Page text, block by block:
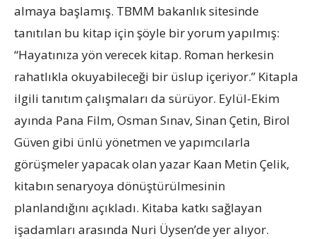
almaya başlamış. TBMM bakanlık sitesinde
tanıtılan bu kitap için şöyle bir yorum yapılmış:
“Hayatınıza yön verecek kitap. Roman herkesin
rahatlıkla okuyabileceği bir üslup içeriyor.” Kitapla
ilgili tanıtım çalışmaları da sürüyor. Eylül-Ekim
ayında Pana Film, Osman Sınav, Sinan Çetin, Birol
Güven gibi ünlü yönetmen ve yapımcılarla
görüşmeler yapacak olan yazar Kaan Metin Çelik,
kitabın senaryoya dönüştürülmesinin
planlandığını açıkladı. Kitaba katkı sağlayan
işadamları arasında Nuri Üysen’de yer alıyor.